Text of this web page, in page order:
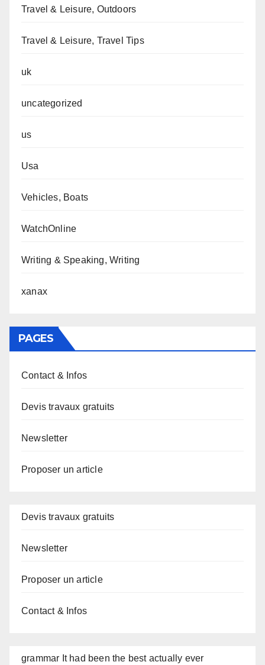
Travel & Leisure, Outdoors
Travel & Leisure, Travel Tips
uk
uncategorized
us
Usa
Vehicles, Boats
WatchOnline
Writing & Speaking, Writing
xanax
PAGES
Contact & Infos
Devis travaux gratuits
Newsletter
Proposer un article
Devis travaux gratuits
Newsletter
Proposer un article
Contact & Infos
grammar It had been the best actually ever